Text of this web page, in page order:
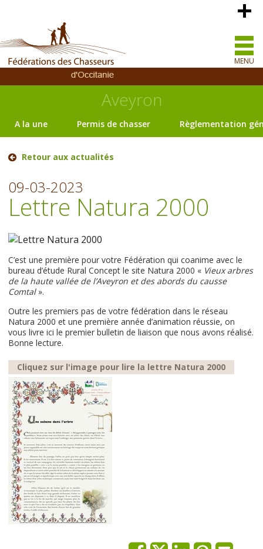
MENU
Aveyron
A la une Permis de chasser Règlementation
Retour aux actualités
09-03-2023
Lettre Natura 2000
C’est une première pour votre Fédération qui coanime avec le
bureau d’étude Rural Concept le site Natura 2000 « Vieux arbres
de la haute vallée de l’Aveyron et des abords du causse
Comtal».
Outre les premiers pas de votre fédération dans le réseau
Natura 2000 et une première année d’animation réussie, on
vous livre ici le premier bulletin de liaison que nous avons réalisé.
Bonne lecture.
Cliquez sur l'image pour lire la lettre Natura 2000